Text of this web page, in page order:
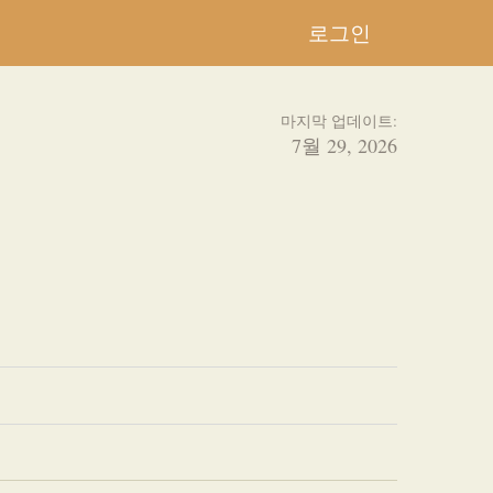
로그인
마지막 업데이트:
7월 29, 2026